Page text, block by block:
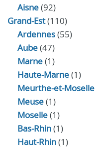
Aisne(92)
Grand-Est(110)
Ardennes(55)
Aube(47)
Marne(1)
Haute-Marne(1)
Meurthe-et-Moselle
Meuse(1)
Moselle(1)
Bas-Rhin(1)
Haut-Rhin(1)